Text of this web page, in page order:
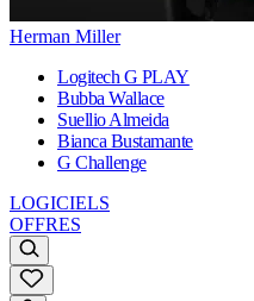
Herman Miller
Logitech G PLAY
Bubba Wallace
Suellio Almeida
Bianca Bustamante
G Challenge
LOGICIELS
OFFRES